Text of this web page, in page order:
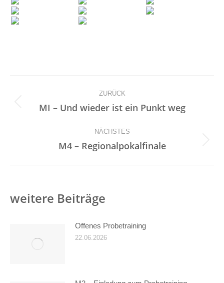
Kommentarnavigation
ZURÜCK
Vorheriger
Beitrag:
MI – Und wieder ist ein Punkt weg
NÄCHSTES
Nächster
Beitrag:
M4 – Regionalpokalfinale
weitere Beiträge
Offenes Probetraining
22.06.2026